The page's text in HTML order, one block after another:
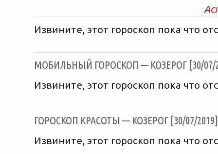
Извините, этот гороскоп пока что
МОБИЛЬНЫЙ ГОРОСКОП — КОЗЕРОГ [30/07/
Извините, этот гороскоп пока что
ГОРОСКОП КРАСОТЫ — КОЗЕРОГ [30/07/2019]
Извините, этот гороскоп пока что